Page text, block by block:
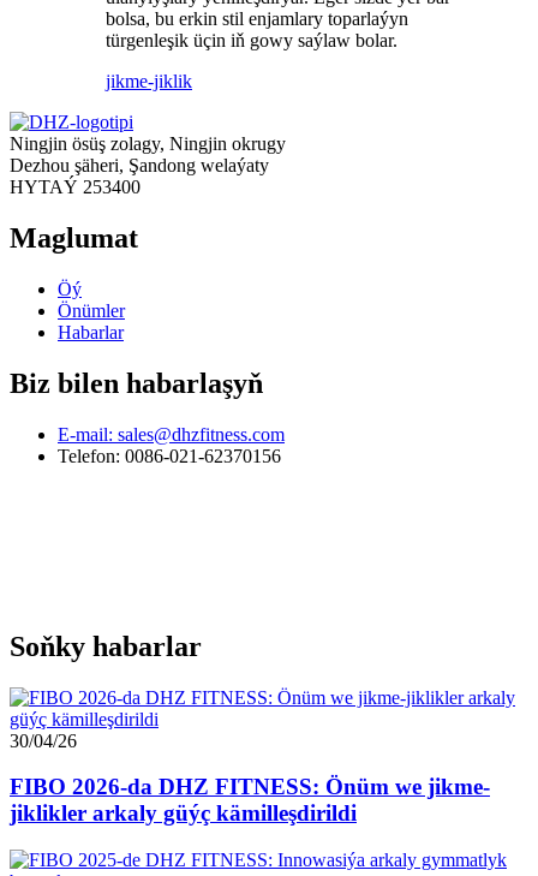
bolsa, bu erkin stil enjamlary toparlaýyn
türgenleşik üçin iň gowy saýlaw bolar.
jikme-jiklik
Ningjin ösüş zolagy, Ningjin okrugy
Dezhou şäheri, Şandong welaýaty
HYTAÝ 253400
Maglumat
Öý
Önümler
Habarlar
Biz bilen habarlaşyň
E-mail: sales@dhzfitness.com
Telefon: 0086-021-62370156
Soňky habarlar
30/04/26
FIBO 2026-da DHZ FITNESS: Önüm we jikme-
jiklikler arkaly güýç kämilleşdirildi